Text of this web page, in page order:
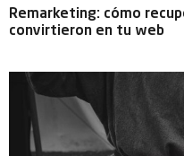
Remarketing: cómo
convirtieron en tu web